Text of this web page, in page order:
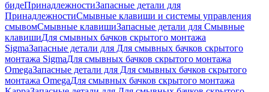
бидеПринадлежностиЗапасные детали для
ПринадлежностиСмывные клавиши и системы управления
смывомСмывные клавишиЗапасные детали для Смывные
клавишиДля смывных бачков скрытого монтажа
SigmaЗапасные детали для Для смывных бачков скрытого
монтажа SigmaДля смывных бачков скрытого монтажа
OmegaЗапасные детали для Для смывных бачков скрытого
монтажа OmegaДля смывных бачков скрытого монтажа